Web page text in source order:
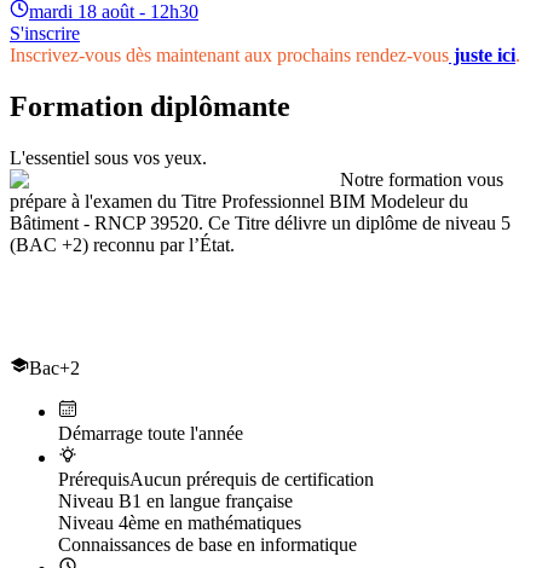
mardi 18 août - 12h30
S'inscrire
Inscrivez-vous dès maintenant aux prochains rendez-vous juste ici.
Formation diplômante
L'essentiel sous vos yeux.
Notre formation vous
prépare à l'examen du Titre Professionnel BIM Modeleur du
Bâtiment - RNCP 39520. Ce Titre délivre un diplôme de niveau 5
(BAC +2) reconnu par l’État.
Bac+2
Démarrage toute l'année
PrérequisAucun prérequis de certification
Niveau B1 en langue française
Niveau 4ème en mathématiques
Connaissances de base en informatique